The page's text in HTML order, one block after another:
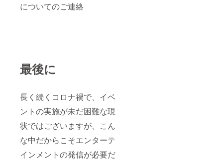
についてのご連絡
最後に
長く続くコロナ禍で、イベ
ントの実施が未だ困難な現
状ではございますが、こん
な中だからこそエンターテ
インメントの発信が必要だ